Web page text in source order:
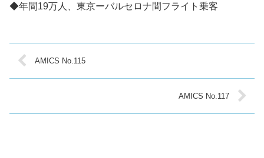
◆年間19万人、東京ーバルセロナ間フライト乗客
AMICS No.115
AMICS No.117